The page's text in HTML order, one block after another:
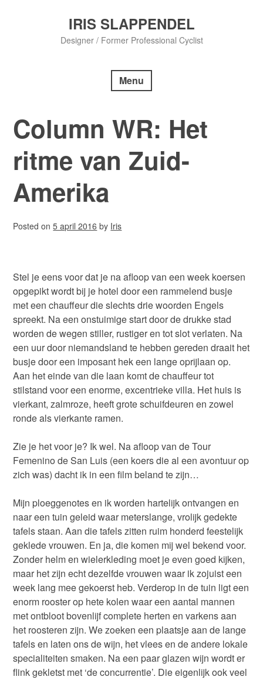
IRIS SLAPPENDEL
Designer / Former Professional Cyclist
Menu
Column WR: Het
ritme van Zuid-
Amerika
Posted on5 april 2016 by Iris
Stel je eens voor dat je na afloop van een week koersen
opgepikt wordt bij je hotel door een rammelend busje
met een chauffeur die slechts drie woorden Engels
spreekt. Na een onstuimige start door de drukke stad
worden de wegen stiller, rustiger en tot slot verlaten. Na
een uur door niemandsland te hebben gereden draait het
busje door een imposant hek een lange oprijlaan op.
Aan het einde van die laan komt de chauffeur tot
stilstand voor een enorme, excentrieke villa. Het huis is
vierkant, zalmroze, heeft grote schuifdeuren en zowel
ronde als vierkante ramen.
Zie je het voor je? Ik wel. Na afloop van de Tour
Femenino de San Luis (een koers die al een avontuur op
zich was) dacht ik in een film beland te zijn…
Mijn ploeggenotes en ik worden hartelijk ontvangen en
naar een tuin geleid waar meterslange, vrolijk gedekte
tafels staan. Aan die tafels zitten ruim honderd feestelijk
geklede vrouwen. En ja, die komen mij wel bekend voor.
Zonder helm en wielerkleding moet je even goed kijken,
maar het zijn echt dezelfde vrouwen waar ik zojuist een
week lang mee gekoerst heb. Verderop in de tuin ligt een
enorm rooster op hete kolen waar een aantal mannen
met ontbloot bovenlijf complete herten en varkens aan
het roosteren zijn. We zoeken een plaatsje aan de lange
tafels en laten ons de wijn, het vlees en de andere lokale
specialiteiten smaken. Na een paar glazen wijn wordt er
flink gekletst met ‘de concurrentie’. Die eigenlijk ook veel